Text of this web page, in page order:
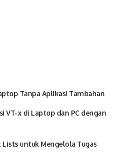
Tanpa Aplikasi Tambahan
VT-x di Laptop dan PC dengan
Lists untuk Mengelola Tugas